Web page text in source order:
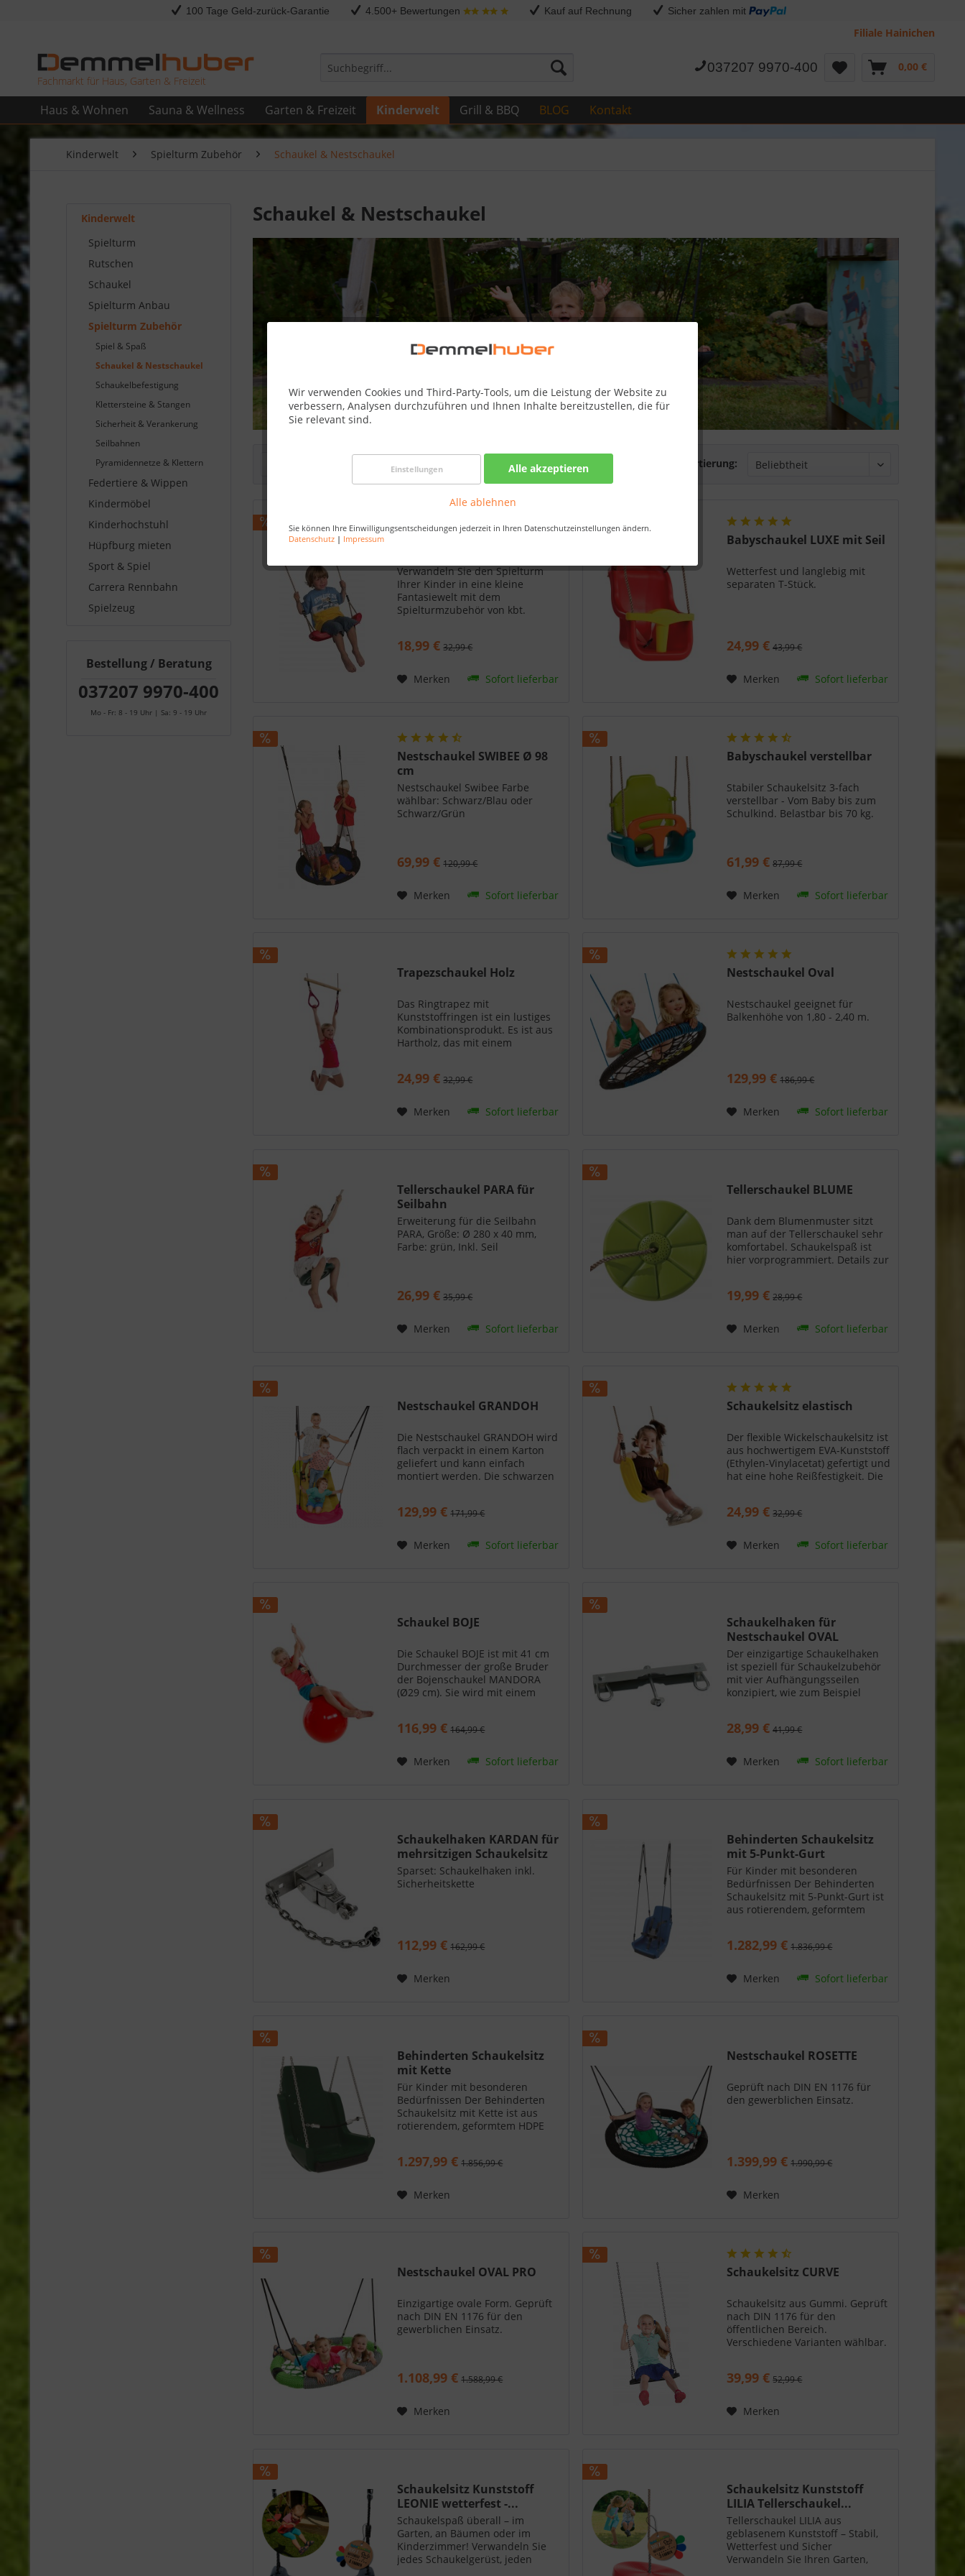
100 Tage Geld-zurück-Garantie 4.500+ Bewertungen Kauf auf Rechnung Sicher zahlen mit
Filiale Hainichen
Fachmarkt für Haus, Garten & Freizeit
037207 9970-400 0,00 €
Haus & Wohnen Sauna & Wellness Garten & Freizeit Kinderwelt Grill & BBQ BLOG Kontakt
Wir verwenden Cookies und Third-Party-Tools, um die Leistung der Website zu
verbessern, Analysen durchzuführen und Ihnen Inhalte bereitzustellen, die für
Sie relevant sind.
Einstellungen Alle akzeptieren
Alle ablehnen
Sie können Ihre Einwilligungsentscheidungen jederzeit in Ihren Datenschutzeinstellungen ändern.
Datenschutz | Impressum
Kinderwelt Spielturm Zubehör Schaukel & Nestschaukel
Kinderwelt
Spielturm
Rutschen
Schaukel
Spielturm Anbau
Spielturm Zubehör
Spiel & Spaß
Schaukel & Nestschaukel
Schaukelbefestigung
Klettersteine & Stangen
Sicherheit & Verankerung
Seilbahnen
Pyramidennetze & Klettern
Federtiere & Wippen
Kindermöbel
Kinderhochstuhl
Hüpfburg mieten
Sport & Spiel
Carrera Rennbahn
Spielzeug
Bestellung / Beratung
037207 9970-400
Mo - Fr: 8 - 19 Uhr | Sa: 9 - 19 Uhr
Schaukel & Nestschaukel
Sortierung:
Verwandeln Sie den Spielturm
Ihrer Kinder in eine kleine
Fantasiewelt mit dem
Spielturmzubehör von kbt.
Belastbar bis 70 kg Wetterfest
Stellachten...
18,99 € 32,99 €
Merken Sofort lieferbar
Babyschaukel LUXE mit Seil
Wetterfest und langlebig mit
separaten T-Stück.
24,99 € 43,99 €
Merken Sofort lieferbar
Nestschaukel SWIBEE Ø 98
cm
Nestschaukel Swibee Farbe
wählbar: Schwarz/Blau oder
Schwarz/Grün
69,99 € 120,99 €
Merken Sofort lieferbar
Babyschaukel verstellbar
Stabiler Schaukelsitz 3-fach
verstellbar - Vom Baby bis zum
Schulkind. Belastbar bis 70 kg.
61,99 € 87,99 €
Merken Sofort lieferbar
Trapezschaukel Holz
Das Ringtrapez mit
Kunststoffringen ist ein lustiges
Kombinationsprodukt. Es ist aus
Hartholz, das mit einem
Stellachten bestehen aus
Schweißstellen an den...
24,99 € 32,99 €
Merken Sofort lieferbar
Nestschaukel Oval
Nestschaukel geeignet für
Balkenhöhe von 1,80 - 2,40 m.
129,99 € 186,99 €
Merken Sofort lieferbar
Tellerschaukel PARA für
Seilbahn
Erweiterung für die Seilbahn
PARA, Größe: Ø 280 x 40 mm,
Farbe: grün, Inkl. Seil
26,99 € 35,99 €
Merken Sofort lieferbar
Tellerschaukel BLUME
Dank dem Blumenmuster sitzt
man auf der Tellerschaukel sehr
komfortabel. Schaukelspaß ist
hier vorprogrammiert. Details zur
Ring und Stellachten aus
19,99 € 28,99 €
Merken Sofort lieferbar
Nestschaukel GRANDOH
Die Nestschaukel GRANDOH wird
flach verpackt in einem Karton
geliefert und kann einfach
montiert werden. Die schwarzen
Aussehen und sind leicht in der
129,99 € 171,99 €
Merken Sofort lieferbar
Schaukelsitz elastisch
Der flexible Wickelschaukelsitz ist
aus hochwertigem EVA-Kunststoff
(Ethylen-Vinylacetat) gefertigt und
hat eine hohe Reißfestigkeit. Die
macht ihn so perfekt für alle...
24,99 € 32,99 €
Merken Sofort lieferbar
Schaukel BOJE
Die Schaukel BOJE ist mit 41 cm
Durchmesser der große Bruder
der Bojenschaukel MANDORA
(Ø29 cm). Sie wird mit einem
Hängen Sie sie niedrig, um einen
116,99 € 164,99 €
Merken Sofort lieferbar
Schaukelhaken für
Nestschaukel OVAL
Der einzigartige Schaukelhaken
ist speziell für Schaukelzubehör
mit vier Aufhängungsseilen
konzipiert, wie zum Beispiel
sorgen für eine optimale
28,99 € 41,99 €
Merken Sofort lieferbar
Schaukelhaken KARDAN für
mehrsitzigen Schaukelsitz
Sparset: Schaukelhaken inkl.
Sicherheitskette
112,99 € 162,99 €
Merken
Behinderten Schaukelsitz
mit 5-Punkt-Gurt
Für Kinder mit besonderen
Bedürfnissen Der Behinderten
Schaukelsitz mit 5-Punkt-Gurt ist
aus rotierendem, geformtem
Bedürfnissen entwickelt worden.
einem...
1.282,99 € 1.836,99 €
Merken Sofort lieferbar
Behinderten Schaukelsitz
mit Kette
Für Kinder mit besonderen
Bedürfnissen Der Behinderten
Schaukelsitz mit Kette ist aus
rotierendem, geformtem HDPE
entwickelt worden. Der Sitz ist
1.297,99 € 1.856,99 €
Merken
Nestschaukel ROSETTE
Geprüft nach DIN EN 1176 für
den gewerblichen Einsatz.
1.399,99 € 1.990,99 €
Merken
Nestschaukel OVAL PRO
Einzigartige ovale Form. Geprüft
nach DIN EN 1176 für den
gewerblichen Einsatz.
1.108,99 € 1.588,99 €
Merken
Schaukelsitz CURVE
Schaukelsitz aus Gummi. Geprüft
nach DIN 1176 für den
öffentlichen Bereich.
Verschiedene Varianten wählbar.
39,99 € 52,99 €
Merken
Schaukelsitz Kunststoff
LEONIE wetterfest -...
Schaukelspaß überall – im
Garten, an Bäumen oder im
Kinderzimmer! Verwandeln Sie
jedes Schaukelgerüst, jeden
Schaukelsitz Kunststoff
LILIA Tellerschaukel...
Tellerschaukel LILIA aus
geblasenem Kunststoff – Stabil,
Wetterfest und Sicher
Verwandeln Sie Ihren Garten,